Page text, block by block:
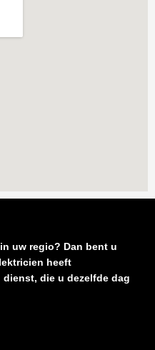
uw regio? Dan bent u
heeft
die u dezelfde dag